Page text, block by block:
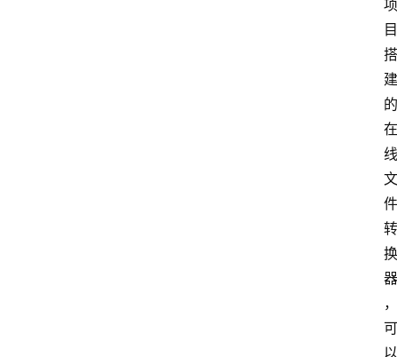
项
目
搭
建
的
在
线
文
件
转
换
器
，
可
以